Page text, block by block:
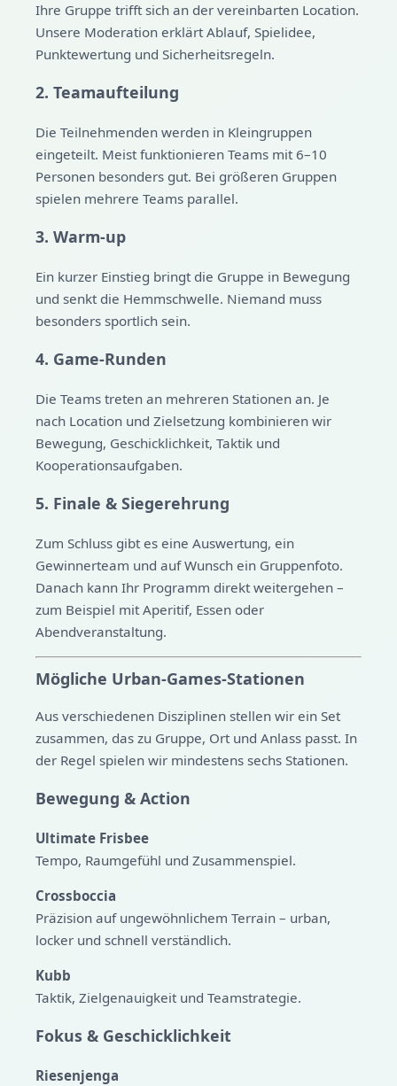
Ihre Gruppe trifft sich an der vereinbarten Location.
Unsere Moderation erklärt Ablauf, Spielidee,
Punktewertung und Sicherheitsregeln.
2. Teamaufteilung
Die Teilnehmenden werden in Kleingruppen
eingeteilt. Meist funktionieren Teams mit 6–10
Personen besonders gut. Bei größeren Gruppen
spielen mehrere Teams parallel.
3. Warm-up
Ein kurzer Einstieg bringt die Gruppe in Bewegung
und senkt die Hemmschwelle. Niemand muss
besonders sportlich sein.
4. Game-Runden
Die Teams treten an mehreren Stationen an. Je
nach Location und Zielsetzung kombinieren wir
Bewegung, Geschicklichkeit, Taktik und
Kooperationsaufgaben.
5. Finale & Siegerehrung
Zum Schluss gibt es eine Auswertung, ein
Gewinnerteam und auf Wunsch ein Gruppenfoto.
Danach kann Ihr Programm direkt weitergehen –
zum Beispiel mit Aperitif, Essen oder
Abendveranstaltung.
Mögliche Urban-Games-Stationen
Aus verschiedenen Disziplinen stellen wir ein Set
zusammen, das zu Gruppe, Ort und Anlass passt. In
der Regel spielen wir mindestens sechs Stationen.
Bewegung & Action
Ultimate Frisbee
Tempo, Raumgefühl und Zusammenspiel.
Crossboccia
Präzision auf ungewöhnlichem Terrain – urban,
locker und schnell verständlich.
Kubb
Taktik, Zielgenauigkeit und Teamstrategie.
Fokus & Geschicklichkeit
Riesenjenga